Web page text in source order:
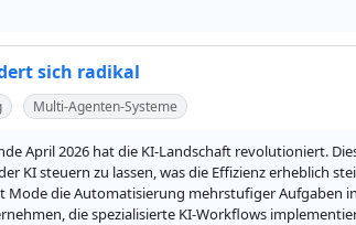
sich radikal
Multi-Agenten-Systeme
April 2026 hat die KI-Landschaft revolutioniert.
KI steuern zu lassen, was die Effizienz erheblich
die Automatisierung mehrstufiger Aufgaben
die spezialisierte KI-Workflows